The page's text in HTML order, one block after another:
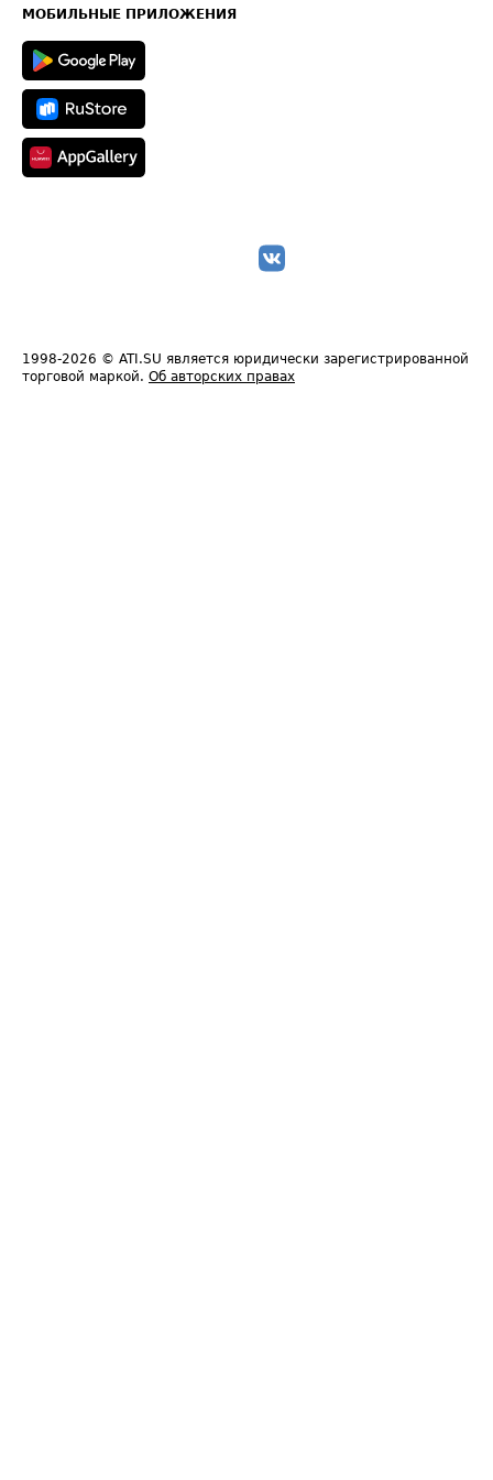
Техническая информация
МОБИЛЬНЫЕ ПРИЛОЖЕНИЯ
1998-2026 © ATI.SU является юридически зарегистрированной
торговой маркой. Об авторских правах